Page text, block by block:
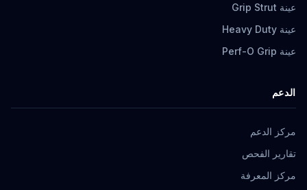
عينة Grip Strut
عينة Heavy Duty
عينة Perf-O Grip
الدعم
مركز الدعم
تقارير الفحص
مركز المعرفة